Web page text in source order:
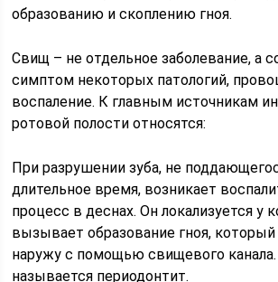
образованию и скоплению гноя.
Свищ – не отдельное заболевание, а
симптом некоторых патологий,
воспаление. К главным источникам
ротовой полости относятся:
При разрушении зуба, не
длительное время, возникает
процесс в деснах. Он локализуется у
вызывает образование гноя, который
наружу с помощью свищевого
называется периодонтит.